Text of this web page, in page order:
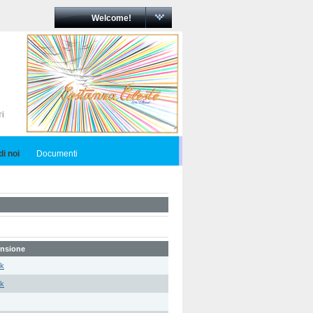
Welcome!
noi Documenti